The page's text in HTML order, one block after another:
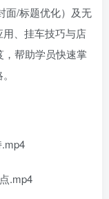
面/标题优化）及无
、挂车技巧与店
，帮助学员快速掌
.mp4